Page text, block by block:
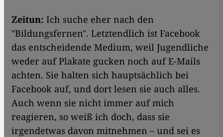
Zeitun: Ich suche eher nach den
"Bildungsfernen". Letztendlich ist Facebook
das entscheidende Medium, weil Jugendliche
weder auf Plakate gucken noch auf E-Mails
achten. Sie halten sich hauptsächlich bei
Facebook auf, und dort lesen sie auch alles.
Auch wenn sie nicht immer auf mich
reagieren, so weiß ich doch, dass sie
irgendetwas davon mitnehmen – und sei es